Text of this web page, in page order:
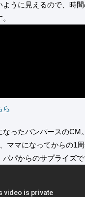
ように見えるので、時
ら
ったパンパースのCM。
ママになってからの1周
パからのサプライズで